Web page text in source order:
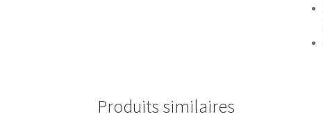
Produits similaires